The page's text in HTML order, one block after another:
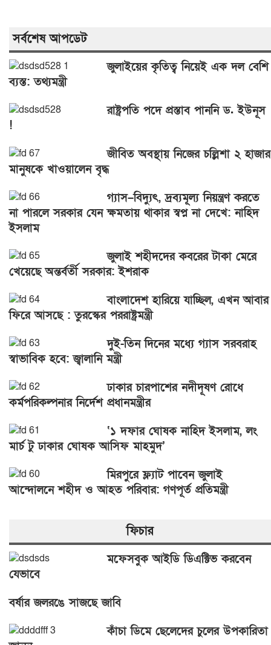
সর্বশেষ আপডেট
জুলাইয়ের কৃতিত্ব নিয়েই এক দল বেশি
ব্যস্ত: তথ্যমন্ত্রী
রাষ্ট্রপতি পদে প্রস্তাব পাননি ড. ইউনূস
!
জীবিত অবস্থায় নিজের চল্লিশা ২ হাজার
মানুষকে খাওয়ালেন বৃদ্ধ
গ্যাস–বিদ্যুৎ, দ্রব্যমূল্য নিয়ন্ত্রণ করতে
না পারলে সরকার যেন ক্ষমতায় থাকার স্বপ্ন না দেখে: নাহিদ
ইসলাম
জুলাই শহীদদের কবরের টাকা মেরে
খেয়েছে অন্তর্বর্তী সরকার: ইশরাক
বাংলাদেশ হারিয়ে যাচ্ছিল, এখন আবার
ফিরে আসছে : তুরস্কের পররাষ্ট্রমন্ত্রী
দুই-তিন দিনের মধ্যে গ্যাস সরবরাহ
স্বাভাবিক হবে: জ্বালানি মন্ত্রী
ঢাকার চারপাশের নদীদূষণ রোধে
কর্মপরিকল্পনার নির্দেশ প্রধানমন্ত্রীর
‘১ দফার ঘোষক নাহিদ ইসলাম, লং
মার্চ টু ঢাকার ঘোষক আসিফ মাহমুদ’
মিরপুরে ফ্ল্যাট পাবেন জুলাই
আন্দোলনে শহীদ ও আহত পরিবার: গণপূর্ত প্রতিমন্ত্রী
ফিচার
মফেসবুক আইডি ডিএক্টিভ করবেন
যেভাবে
বর্ষার জলরঙে সাজছে জাবি
কাঁচা ডিমে ছেলেদের চুলের উপকারিতা